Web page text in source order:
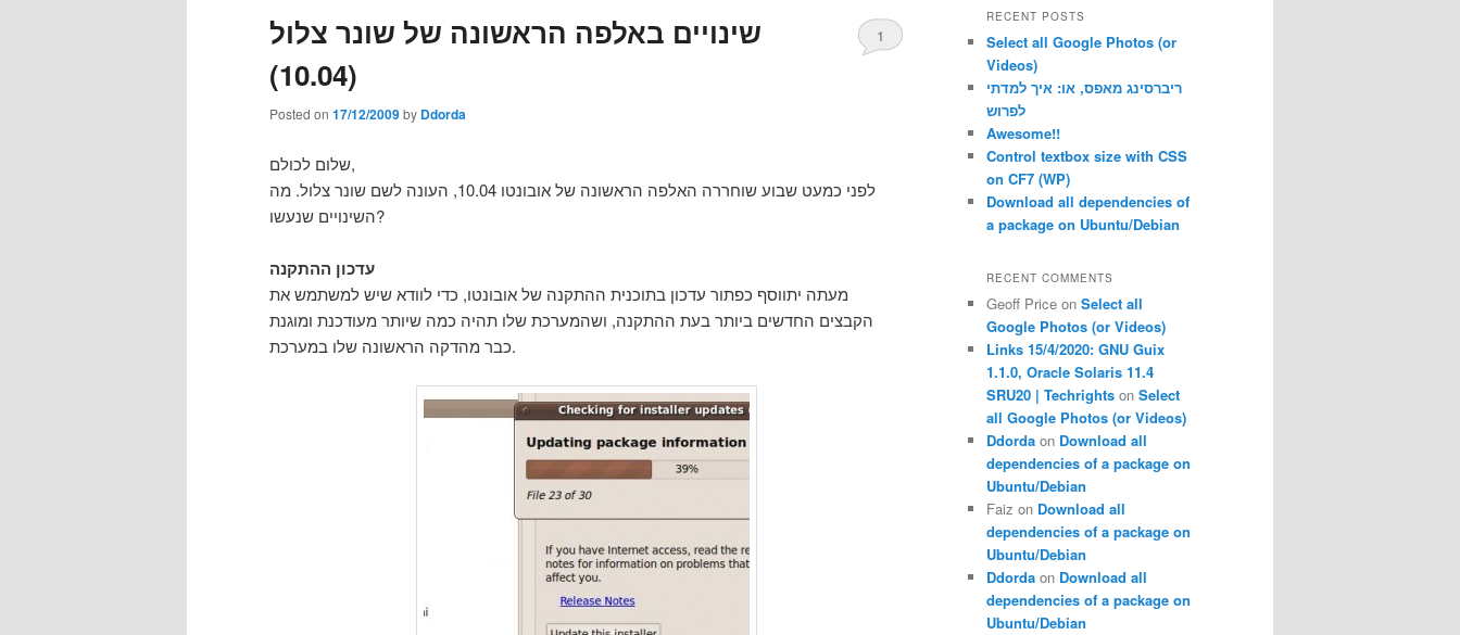
שינויים באלפה הראשונה של שונר צלול
(10.04)
Posted on 17/12/2009by Ddorda
1
שלום לכולם,
לפני כמעט שבוע שוחררה האלפה הראשונה של אובונטו 10.04, העונה לשם שונר צלול. מה
השינויים שנעשו?
עדכון ההתקנה
מעתה יתווסף כפתור עדכון בתוכנית ההתקנה של אובונטו, כדי לוודא שיש למשתמש את
הקבצים החדשים ביותר בעת ההתקנה, ושהמערכת שלו תהיה כמה שיותר מעודכנת ומוגנת
כבר מהדקה הראשונה שלו במערכת.
r
h
RECENT POSTS
Select all Google Photos (or
Videos)
ריברסינג מאפס, או: איך למדתי
לפרוש
Awesome!!
Control textbox size with CSS
on CF7 (WP)
Download all dependencies of
a package on Ubuntu/Debian
RECENT COMMENTS
Geoff Price on Select all
Google Photos (or Videos)
Links 15/4/2020: GNU Guix
1.1.0, Oracle Solaris 11.4
SRU20 | Techrights on Select
all Google Photos (or Videos)
Ddorda on Download all
dependencies of a package on
Ubuntu/Debian
Faiz on Download all
dependencies of a package on
Ubuntu/Debian
Ddorda on Download all
dependencies of a package on
Ubuntu/Debian